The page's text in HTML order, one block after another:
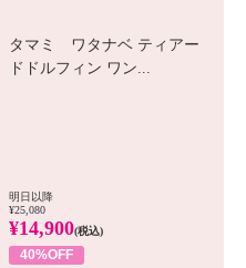
タマミ ワタナベ ティアー
ドドルフィン ワン...
明日以降
¥25,080
¥14,900(税込)
40%OFF